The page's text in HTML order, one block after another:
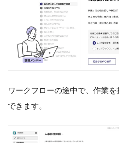
ワークフローの途中で、作業
できます。